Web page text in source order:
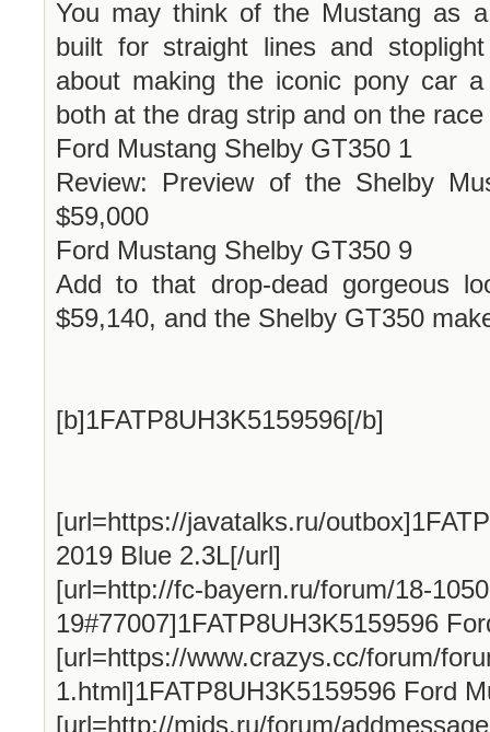
You may think of the Mustang as
built for straight lines and
about making the iconic pony car
both at the drag strip and on the
Ford Mustang Shelby GT350 1
Review: Preview of the Shelby
$59,000
Ford Mustang Shelby GT350 9
Add to that drop-dead gorgeous
$59,140, and the Shelby GT350
[b]1FATP8UH3K5159596[/b]
[url=https://javatalks.ru/
2019 Blue 2.3L[/url]
[url=http://fc-bayern.ru/forum/18-
19#77007]1FATP8UH3K5159596
[url=https://www.crazys.cc/forum/
1.html]1FATP8UH3K5159596 Ford
[url=http://mids.ru/forum/